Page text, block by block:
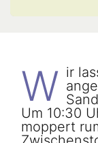
W ir
Um 10:30
moppert